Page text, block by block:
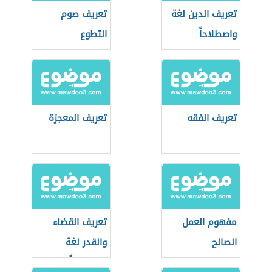
تعريف الدين لغة
واصطلاحاً
تعريف صوم
التطوع
تعريف الفقه تعريف المعجزة
مفهوم العمل
الصالح
تعريف القضاء
والقدر لغة
واصطلاحاً